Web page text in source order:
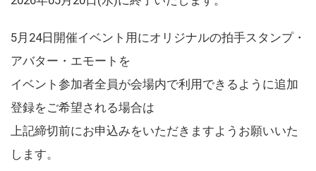
5月24日開催イベント用にオリジナルの拍手スタンプ・
アバター・エモートを
イベント参加者全員が会場内で利用できるように追加
登録をご希望される場合は
上記締切前にお申込みをいただきますようお願いいた
します。